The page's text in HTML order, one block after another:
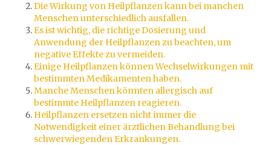
Die Wirkung von Heilpflanzen kann bei manchen
Menschen unterschiedlich ausfallen.
Es ist wichtig, die richtige Dosierung und
Anwendung der Heilpflanzen zu beachten, um
negative Effekte zu vermeiden.
Einige Heilpflanzen können Wechselwirkungen mit
bestimmten Medikamenten haben.
Manche Menschen könnten allergisch auf
bestimmte Heilpflanzen reagieren.
Heilpflanzen ersetzen nicht immer die
Notwendigkeit einer ärztlichen Behandlung bei
schwerwiegenden Erkrankungen.